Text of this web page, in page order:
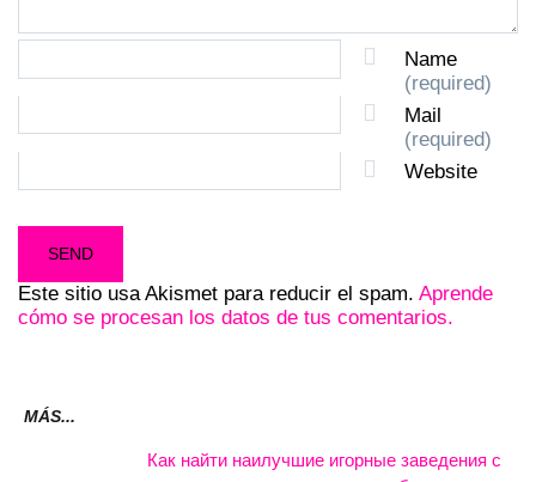
Name
(required)
Mail
(required)
Website
Este sitio usa Akismet para reducir el spam. Aprende
cómo se procesan los datos de tus comentarios.
MÁS...
Как найти наилучшие игорные заведения с